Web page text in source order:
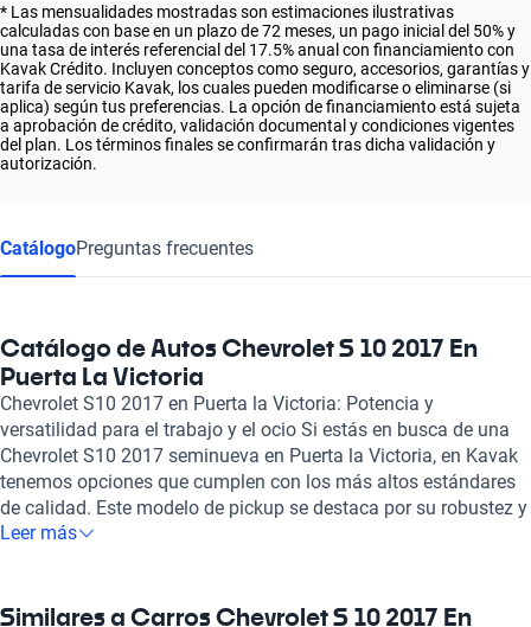
* Las mensualidades mostradas son estimaciones ilustrativas
calculadas con base en un plazo de 72 meses, un pago inicial del 50% y
una tasa de interés referencial del 17.5% anual con financiamiento con
Kavak Crédito. Incluyen conceptos como seguro, accesorios, garantías y
tarifa de servicio Kavak, los cuales pueden modificarse o eliminarse (si
aplica) según tus preferencias. La opción de financiamiento está sujeta
a aprobación de crédito, validación documental y condiciones vigentes
del plan. Los términos finales se confirmarán tras dicha validación y
autorización.
CatálogoPreguntas frecuentes
Catálogo de Autos Chevrolet S 10 2017 En
Puerta La Victoria
Chevrolet S10 2017 en Puerta la Victoria: Potencia y
versatilidad para el trabajo y el ocio Si estás en busca de una
Chevrolet S10 2017 seminueva en Puerta la Victoria, en Kavak
tenemos opciones que cumplen con los más altos estándares
de calidad. Este modelo de pickup se destaca por su robustez y
rendimiento, gracias a su motor de combustión de 2.5 litros y 4
consumo combinado de 8.3 litros cada 100 kilómetros, la
Leer más
Similares a Carros Chevrolet S 10 2017 En